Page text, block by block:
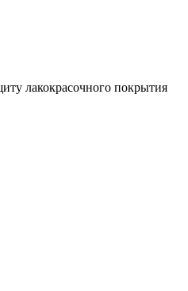
лакокрасочного покрытия